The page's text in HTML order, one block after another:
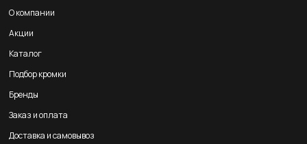
О компании
Акции
Каталог
Подбор кромки
Бренды
Заказ и оплата
Доставка и самовывоз